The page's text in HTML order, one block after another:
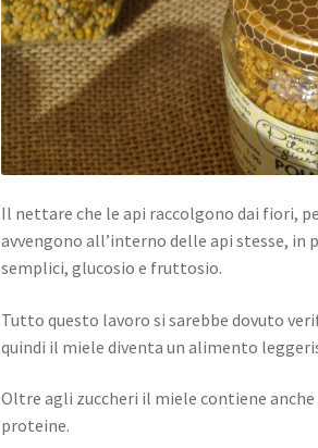
Il nettare che le api raccolgono dai fiori,
avvengono all’interno delle api stesse, in
semplici, glucosio e fruttosio.
Tutto questo lavoro si sarebbe dovuto
quindi il miele diventa un alimento
Oltre agli zuccheri il miele contiene
proteine.